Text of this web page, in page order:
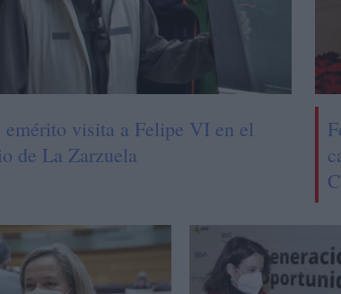
emérito visita a Felipe VI en el
de La Zarzuela